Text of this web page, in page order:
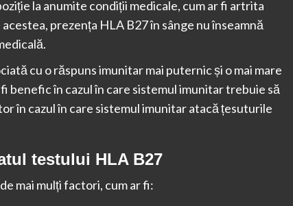
la anumite condiții medicale, cum ar fi artrita
prezența HLA B27 în sânge nu înseamnă
cu o răspuns imunitar mai puternic și o mai mare
benefic în cazul în care sistemul imunitar trebuie să
în cazul în care sistemul imunitar atacă țesuturile
testului HLA B27
mai mulți factori, cum ar fi: